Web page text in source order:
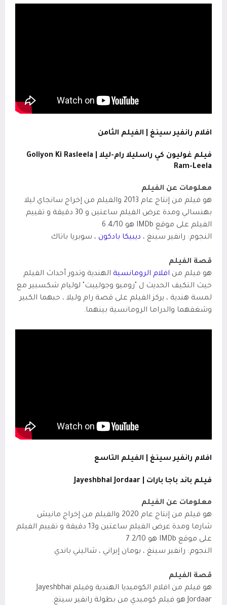
افلام رانفير سينغ | الفيلم الثامن
فيلم غوليون كي راسليلا رام-ليلا | Goliyon Ki Rasleela
Ram-Leela
معلومات عن الفيلم
هو فيلم من إنتاج عام 2013 والفيلم من إخراج سانجاي ليلا
بهنسالي ومدة عرض الفيلم ساعتين و 30 دقيقة و تقييم
الفيلم على موقع IMDb
هو 6.4/10
النجوم: رانفير سينغ ، ديبيكا بادكون ، سوبريا باتاك
قصة الفيلم
هو فيلم من افلام الرومانسية الهندية وتدور أحداث الفيلم
حيث التكيف الحديث ل "روميو وجولييت" لوليام شكسبير مع
لمسة هندية ، يركز الفيلم على قصة رام وليلا ، حبهما الكبير
وشغفهما والدراما الرومانسية بينهما.
افلام رانفير سينغ | الفيلم التاسع
فيلم باند باجا بارات | Jayeshbhai Jordaar
معلومات عن الفيلم
هو فيلم من إنتاج عام 2020 والفيلم من إخراج مانيش
شارما ومدة عرض الفيلم ساعتين و13 دقيقة و تقييم الفيلم
على موقع IMDb
هو 7.2/10
النجوم: رانفير سينغ ، بومان إيراني ، شاليني باندي
قصة الفيلم
هو فيلم من افلام الكوميديا الهندية وفيلم Jayeshbhai
Jordaar هو فيلم كوميدي من بطولة رانفير سينغ.